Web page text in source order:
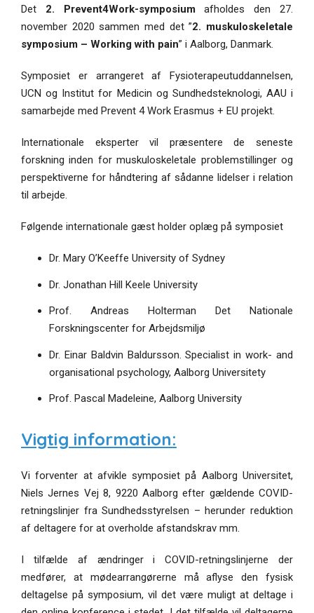
Det 2. Prevent4Work-symposiumafholdes den 27.
november 2020 sammen med det ”2. muskuloskeletale
symposium – Working with pain” i Aalborg, Danmark.
Symposiet er arrangeret af Fysioterapeutuddannelsen,
UCN og Institut for Medicin og Sundhedsteknologi, AAU i
samarbejde med Prevent 4 Work Erasmus + EU projekt.
Internationale eksperter vil præsentere de seneste
forskning inden for muskuloskeletale problemstillinger og
perspektiverne for håndtering af sådanne lidelser i relation
til arbejde.
Følgende internationale gæst holder oplæg på symposiet
Dr. Mary O’Keeffe University of Sydney
Dr. Jonathan Hill Keele University
Prof. Andreas Holterman Det Nationale
Forskningscenter for Arbejdsmiljø
Dr. Einar Baldvin Baldursson. Specialist in work- and
organisational psychology, Aalborg Universitety
Prof. Pascal Madeleine, Aalborg University
Vigtig information:
Vi forventer at afvikle symposiet på Aalborg Universitet,
Niels Jernes Vej 8, 9220 Aalborg efter gældende COVID-
retningslinjer fra Sundhedsstyrelsen – herunder reduktion
af deltagere for at overholde afstandskrav mm.
I tilfælde af ændringer i COVID-retningslinjerne der
medfører, at mødearrangørerne må aflyse den fysisk
deltagelse på symposium, vil det være muligt at deltage i